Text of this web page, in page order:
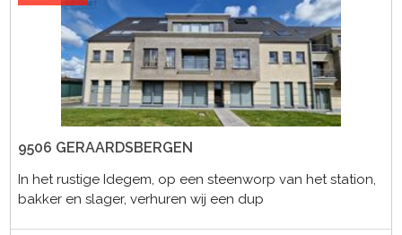
9506 GERAARDSBERGEN
In het rustige Idegem, op een steenworp van het station,
bakker en slager, verhuren wij een dup